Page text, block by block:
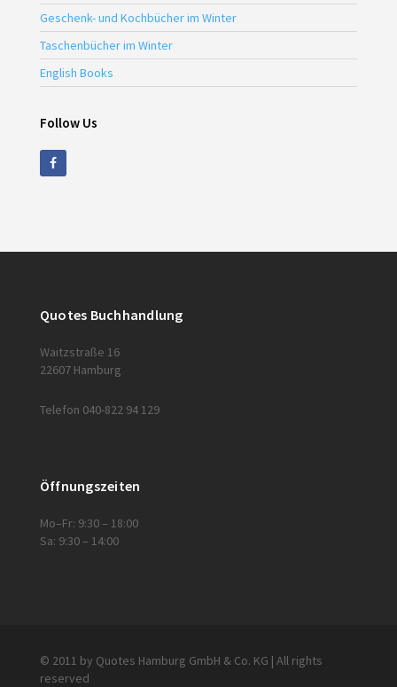
Geschenk- und Kochbücher im Winter
Taschenbücher im Winter
English Books
Follow Us
Quotes Buchhandlung
Waitzstraße 16
22607 Hamburg
Telefon 040-822 94 129
Öffnungszeiten
Mo–Fr: 9:30 – 18:00
Sa: 9:30 – 14:00
© 2011 by Quotes Hamburg GmbH & Co. KG | All rights
reserved